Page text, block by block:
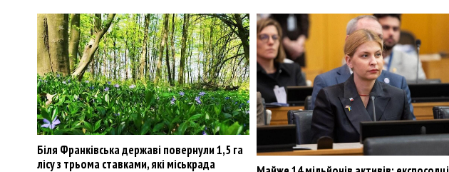
Біля Франківська державі повернули 1,5 га
лісу з трьома ставками, які міськрада